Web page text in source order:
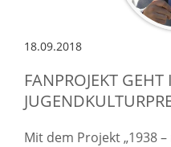
18.09.2018
FANPROJEKT
Mit dem Projekt „1938